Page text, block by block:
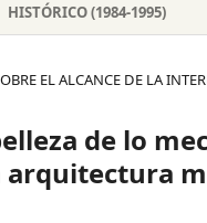
HISTÓRICO (1984-1995)
EL ALCANCE DE LA
de lo